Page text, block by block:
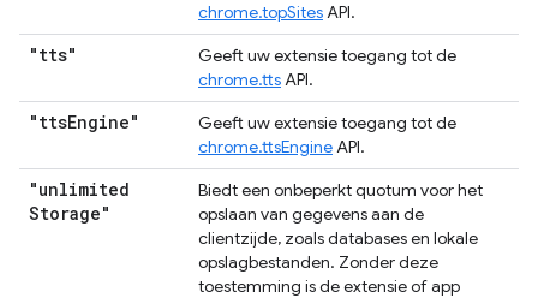
chrome.topSitesAPI.
"tts"
Geeft uw extensie toegang tot de
chrome.ttsAPI.
"ttsEngine"
Geeft uw extensie toegang tot de
chrome.ttsEngineAPI.
"unlimited
Storage"
Biedt een onbeperkt quotum voor het
opslaan van gegevens aan de
clientzijde, zoals databases en lokale
opslagbestanden. Zonder deze
toestemming is de extensie of app